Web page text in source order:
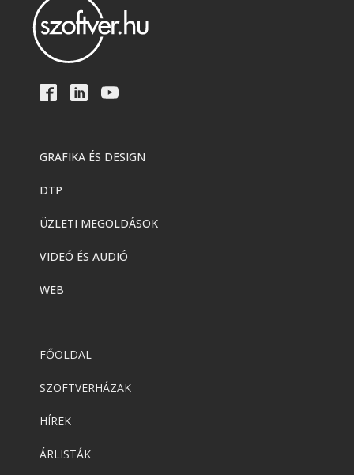
GRAFIKA ÉS DESIGN
DTP
ÜZLETI MEGOLDÁSOK
VIDEÓ ÉS AUDIÓ
WEB
FŐOLDAL
SZOFTVERHÁZAK
HÍREK
ÁRLISTÁK